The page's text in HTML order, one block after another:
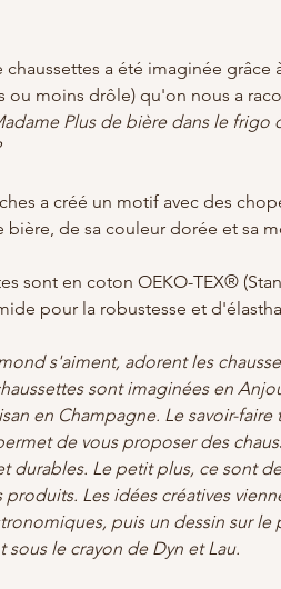
chaussettes a été imaginée grâce
ou moins drôle) qu'on nous a
Plus de bière dans le frigo
a créé un motif avec des
bière, de sa couleur dorée et sa
sont en coton OEKO-TEX®
pour la robustesse et
s'aiment, adorent les
sont imaginées en
en Champagne. Le savoir-
de vous proposer des
durables. Le petit plus, ce sont
Les idées créatives
puis un dessin sur le
sous le crayon de Dyn et Lau.